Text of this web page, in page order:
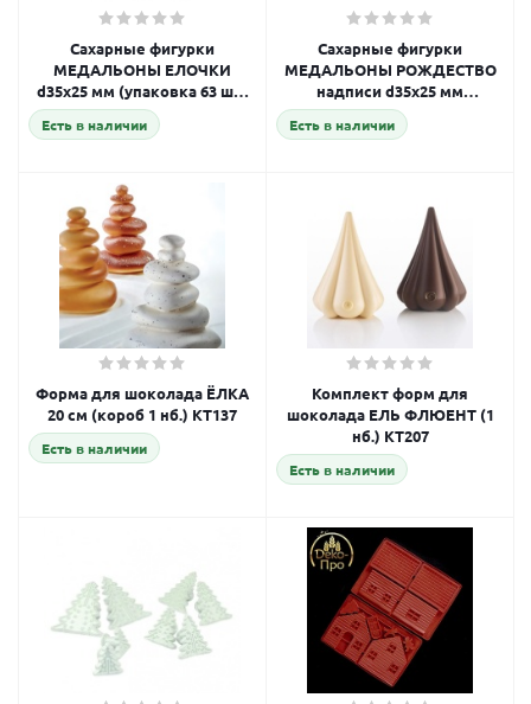
Сахарные фигурки
МЕДАЛЬОНЫ ЕЛОЧКИ
d35х25 мм (упаковка 63 шт)
tp78289
Есть в наличии
Сахарные фигурки
МЕДАЛЬОНЫ РОЖДЕСТВО
надписи d35х25 мм
(упаковка 63 шт) tp98577
Есть в наличии
Форма для шоколада ЁЛКА
20 см (короб 1 нб.) KT137
Есть в наличии
Комплект форм для
шоколада ЕЛЬ ФЛЮЕНТ (1
нб.) KT207
Есть в наличии